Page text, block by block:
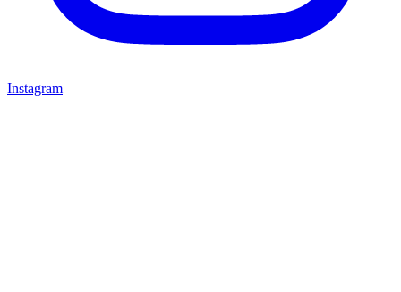
Instagram